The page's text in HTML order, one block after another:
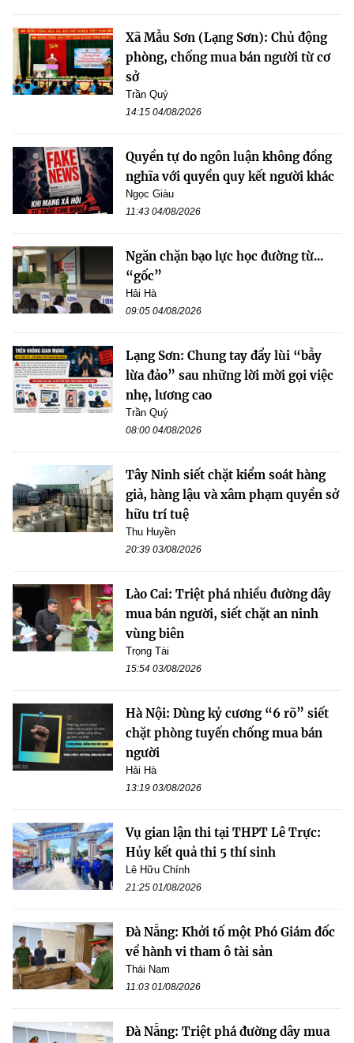
Xã Mẫu Sơn (Lạng Sơn): Chủ động
phòng, chống mua bán người từ cơ
sở
Trần Quý
14:15 04/08/2026
Quyền tự do ngôn luận không đồng
nghĩa với quyền quy kết người khác
Ngọc Giàu
11:43 04/08/2026
Ngăn chặn bạo lực học đường từ...
“gốc”
Hải Hà
09:05 04/08/2026
Lạng Sơn: Chung tay đẩy lùi “bẫy
lừa đảo” sau những lời mời gọi việc
nhẹ, lương cao
Trần Quý
08:00 04/08/2026
Tây Ninh siết chặt kiểm soát hàng
giả, hàng lậu và xâm phạm quyền sở
hữu trí tuệ
Thu Huyền
20:39 03/08/2026
Lào Cai: Triệt phá nhiều đường dây
mua bán người, siết chặt an ninh
vùng biên
Trọng Tài
15:54 03/08/2026
Hà Nội: Dùng kỷ cương “6 rõ” siết
chặt phòng tuyến chống mua bán
người
Hải Hà
13:19 03/08/2026
Vụ gian lận thi tại THPT Lê Trực:
Hủy kết quả thi 5 thí sinh
Lê Hữu Chính
21:25 01/08/2026
Đà Nẵng: Khởi tố một Phó Giám đốc
về hành vi tham ô tài sản
Thái Nam
11:03 01/08/2026
Đà Nẵng: Triệt phá đường dây mua